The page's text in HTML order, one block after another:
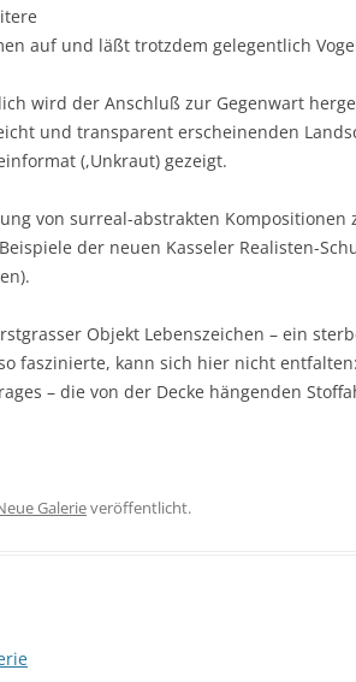
auf und läßt trotzdem gelegentlich
wird der Anschluß zur Gegenwart
und transparent erscheinenden
(,Unkraut) gezeigt.
von surreal-abstrakten
der neuen Kasseler Realisten-
Objekt Lebenszeichen – ein
faszinierte, kann sich hier nicht
– die von der Decke hängenden
Galerieveröffentlicht.